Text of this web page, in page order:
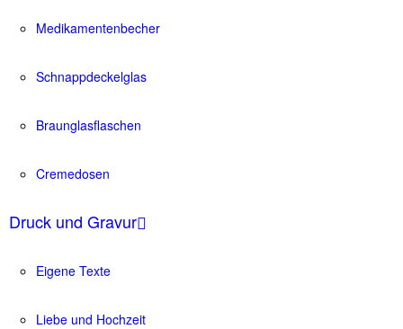
Medikamentenbecher
Schnappdeckelglas
Braunglasflaschen
Cremedosen
Druck und Gravur
Eigene Texte
Liebe und Hochzeit